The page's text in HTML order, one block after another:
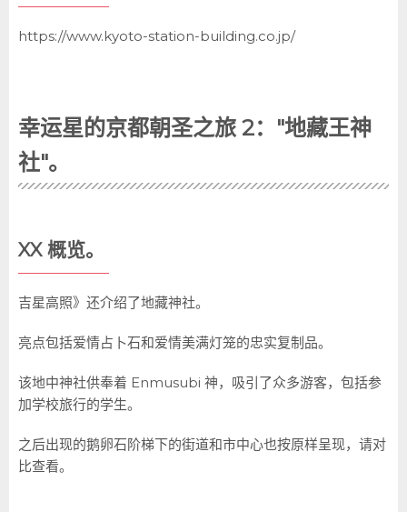
https://www.kyoto-station-building.co.jp/
幸运星的京都朝圣之旅 2："地藏王神
社"。
XX 概览。
吉星高照》还介绍了地藏神社。
亮点包括爱情占卜石和爱情美满灯笼的忠实复制品。
该地中神社供奉着 Enmusubi 神，吸引了众多游客，包括参
加学校旅行的学生。
之后出现的鹅卵石阶梯下的街道和市中心也按原样呈现，请对
比查看。